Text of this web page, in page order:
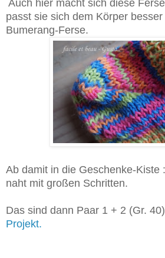
Auch hier macht sich diese
passt sie sich dem Körper
Bumerang-Ferse.
Ab damit in die Geschenke-Kiste
naht mit großen Schritten.
Das sind dann Paar 1 + 2 (Gr.
Projekt.